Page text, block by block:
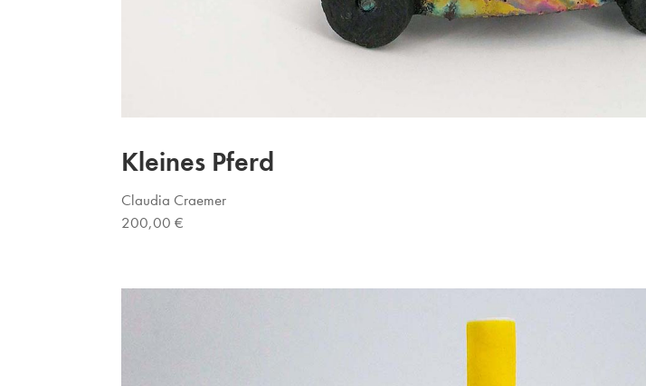
Kleines Pferd
Claudia Craemer
200,00 €